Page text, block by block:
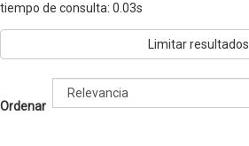
tiempo de consulta: 0.03s
Limitar resultados
Ordenar